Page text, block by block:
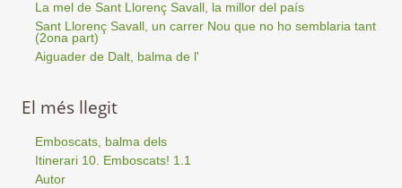
La mel de Sant Llorenç Savall, la millor del país
Sant Llorenç Savall, un carrer Nou que no ho semblaria tant
(2ona part)
Aiguader de Dalt, balma de l'
El més llegit
Emboscats, balma dels
Itinerari 10. Emboscats! 1.1
Autor